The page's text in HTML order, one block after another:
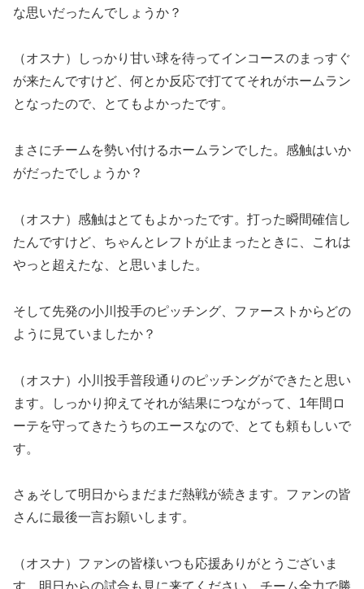
な思いだったんでしょうか？
（オスナ）しっかり甘い球を待ってインコースのまっすぐ
が来たんですけど、何とか反応で打ててそれがホームラン
となったので、とてもよかったです。
まさにチームを勢い付けるホームランでした。感触はいか
がだったでしょうか？
（オスナ）感触はとてもよかったです。打った瞬間確信し
たんですけど、ちゃんとレフトが止まったときに、これは
やっと超えたな、と思いました。
そして先発の小川投手のピッチング、ファーストからどの
ように見ていましたか？
（オスナ）小川投手普段通りのピッチングができたと思い
ます。しっかり抑えてそれが結果につながって、1年間ロ
ーテを守ってきたうちのエースなので、とても頼もしいで
す。
さぁそして明日からまだまだ熱戦が続きます。ファンの皆
さんに最後一言お願いします。
（オスナ）ファンの皆様いつも応援ありがとうございま